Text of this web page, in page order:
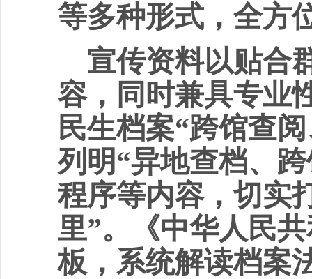
等多种形式，全方
宣传资料以贴合
容，同时兼具专业
民生档案“跨馆查
列明“异地查档、
程序等内容，切实
里”。《中华人民
板，系统解读档案